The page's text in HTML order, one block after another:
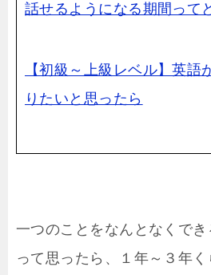
話せるようになる期間って
【初級～上級レベル】英語
りたいと思ったら
一つのことをなんとなくで
って思ったら、１年～３年